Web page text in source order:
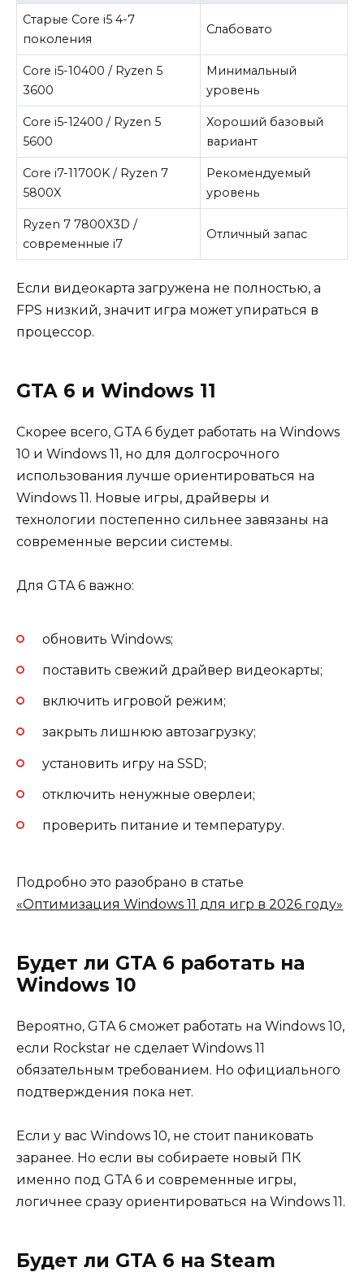
Старые Core i5 4-7
поколения
Слабовато
Core i5-10400 / Ryzen 5
3600
Минимальный
уровень
Core i5-12400 / Ryzen 5
5600
Хороший базовый
вариант
Core i7-11700K / Ryzen 7
5800X
Рекомендуемый
уровень
Ryzen 7 7800X3D /
современные i7
Отличный запас
Если видеокарта загружена не полностью, а
FPS низкий, значит игра может упираться в
процессор.
GTA 6 и Windows 11
Скорее всего, GTA 6 будет работать на Windows
10 и Windows 11, но для долгосрочного
использования лучше ориентироваться на
Windows 11. Новые игры, драйверы и
технологии постепенно сильнее завязаны на
современные версии системы.
Для GTA 6 важно:
обновить Windows;
поставить свежий драйвер видеокарты;
включить игровой режим;
закрыть лишнюю автозагрузку;
установить игру на SSD;
отключить ненужные оверлеи;
проверить питание и температуру.
Подробно это разобрано в статье
«Оптимизация Windows 11 для игр в 2026 году»
Будет ли GTA 6 работать на
Windows 10
Вероятно, GTA 6 сможет работать на Windows 10,
если Rockstar не сделает Windows 11
обязательным требованием. Но официального
подтверждения пока нет.
Если у вас Windows 10, не стоит паниковать
заранее. Но если вы собираете новый ПК
именно под GTA 6 и современные игры,
логичнее сразу ориентироваться на Windows 11.
Будет ли GTA 6 на Steam